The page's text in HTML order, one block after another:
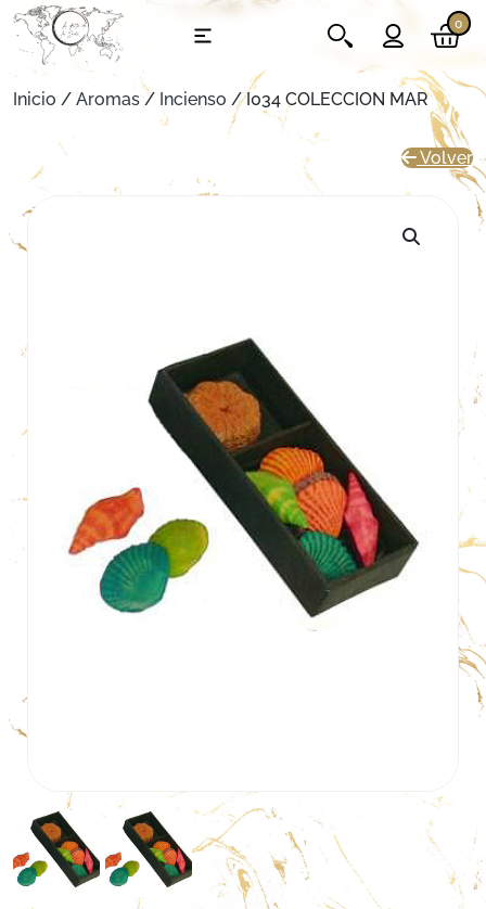
0
Inicio / Aromas / Incienso / I034 COLECCION MAR
Volver